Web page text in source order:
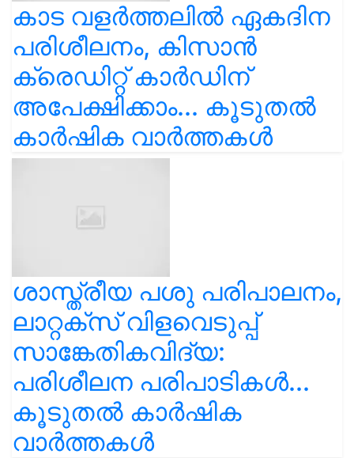
കാട വളര്‍ത്തലിൽ ഏകദിന
പരിശീലനം, കിസാൻ
ക്രെഡിറ്റ് കാർഡിന്
അപേക്ഷിക്കാം... കൂടുതൽ
കാർഷിക വാർത്തകൾ
ശാസ്ത്രീയ പശു പരിപാലനം,
ലാറ്റക്സ് വിളവെടുപ്പ്
സാങ്കേതികവിദ്യ:
പരിശീലന പരിപാടികൾ...
കൂടുതൽ കാർഷിക
വാർത്തകൾ